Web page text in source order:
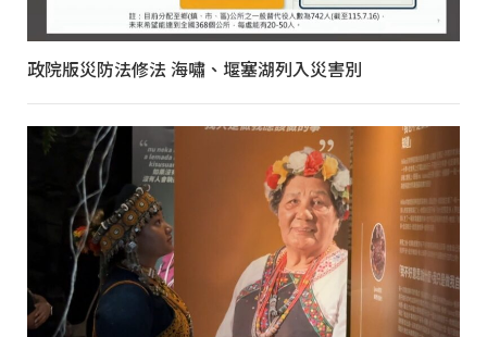
政院版災防法修法 海嘯、堰塞湖列入災害別